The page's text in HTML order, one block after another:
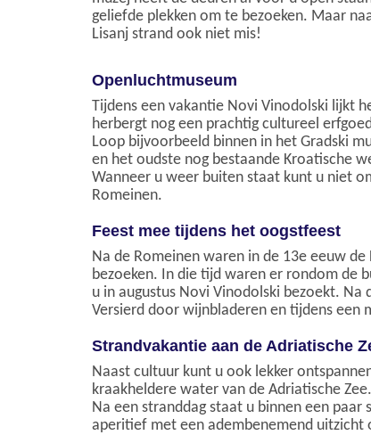
geliefde plekken om te bezoeken. Maar
Lisanj strand ook niet mis!
Openluchtmuseum
Tijdens een vakantie Novi Vinodolski lijkt
herbergt nog een prachtig cultureel
Loop bijvoorbeeld binnen in het Gradski
en het oudste nog bestaande Kroatische
Wanneer u weer buiten staat kunt u niet
Romeinen.
Feest mee tijdens het oogstfeest
Na de Romeinen waren in de 13e eeuw
bezoeken. In die tijd waren er rondom de
u in augustus Novi Vinodolski bezoekt.
Versierd door wijnbladeren en tijdens een
Strandvakantie aan de Adriatische
Naast cultuur kunt u ook lekker
kraakheldere water van de Adriatische Zee.
Na een stranddag staat u binnen een paar
aperitief met een adembenemend uitzicht